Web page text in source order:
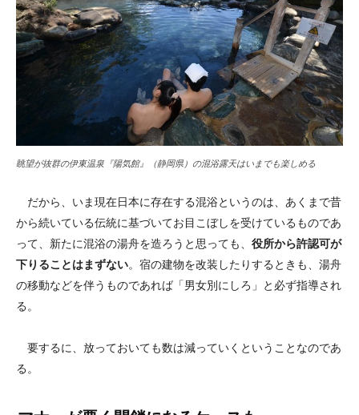
眺望が抜群の伊東温泉『陽気館』（静岡県）の混浴露天はいまでも楽しめる
だから、いま現在日本に存在する混浴というのは、あくまで昔
から続いている伝統に基づいてお目こぼしを受けているものであ
って、新たに混浴の湯舟を造ろうと思っても、 役所から許認可が
下りることはまずない。宿の建物を改装したりするときも、湯舟
の移動などを伴うものであれば「男女別にしろ」と必ず指導され
る。
要するに、放っておいても数は減っていくということなのであ
る。